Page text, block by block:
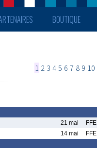
BOUTIQUE
1 2 3 4 5 6 7 8 9 10
21 mai
FFE
14 mai
FFE